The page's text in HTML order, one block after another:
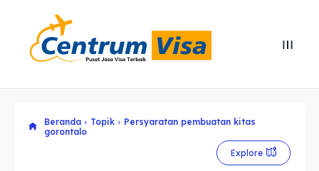
Explore our destinations
Explore our destinations
Beranda Topik
Persyaratan pembuatan kitas
gorontalo
Explore